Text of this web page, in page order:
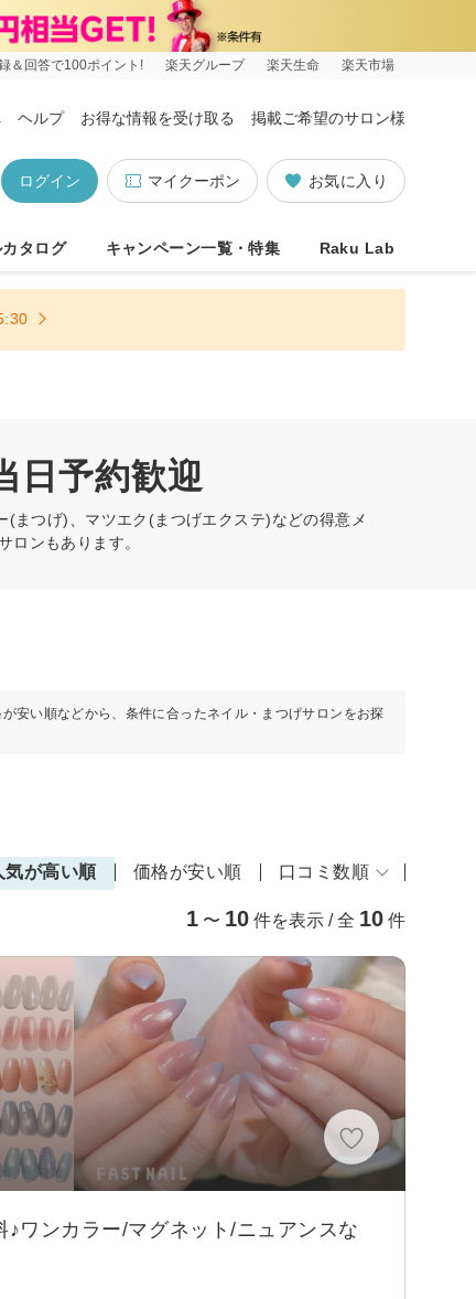
＆回答で100ポイント! 楽天グループ 楽天生命 楽天市場
ヘルプ お得な情報を受け取る 掲載ご希望のサロン様
お気に入り
マイクーポン
ログイン
タログ キャンペーン一覧・特集 Raku Lab
日予約歓迎
まつげ)、マツエク(まつげエクステ)などの得意メ
ロンもあります。
安い順などから、条件に合ったネイル・まつげサロンをお探
気が高い順 価格が安い順 口コミ数順
1 〜 10 件を表示 / 全 10 件
♪ワンカラー/マグネット/ニュアンスな